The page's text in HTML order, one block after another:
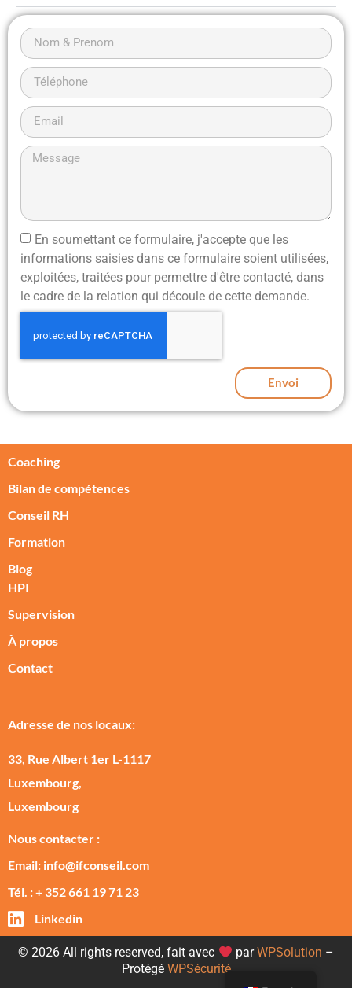
En soumettant ce formulaire, j'accepte que les
informations saisies dans ce formulaire soient utilisées,
exploitées, traitées pour permettre d'être contacté, dans
le cadre de la relation qui découle de cette demande.
Envoi
Coaching
Bilan de compétences
Conseil RH
Formation
Blog
HPI
Supervision
À propos
Contact
Adresse de nos locaux:
33, Rue Albert 1er L-1117
Luxembourg,
Luxembourg
Nous contacter :
Email: info@ifconseil.com
Tél. : + 352 661 19 71 23
Linkedin
© 2026 All rights reserved, fait avec parWPSolution –
Protégé WPSécurité